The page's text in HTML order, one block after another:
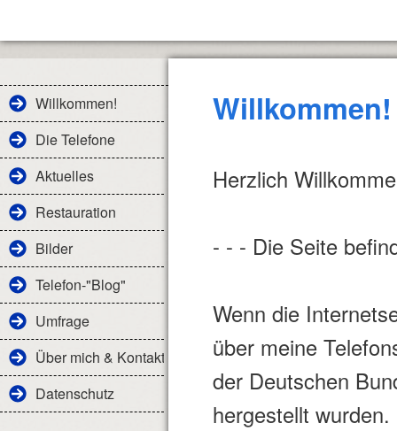
Willkommen!
Die Telefone
Aktuelles
Restauration
Bilder
Telefon-"Blog"
Umfrage
Über mich & Kontakt
Datenschutz
Willkommen!
Herzlich
- - - Die Seite
Wenn die
über meine
der Deutschen
hergestellt wurden.